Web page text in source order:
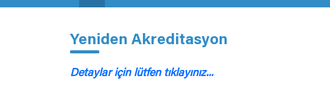
Yeniden Akreditasyon
Detaylar için lütfen tıklayınız...